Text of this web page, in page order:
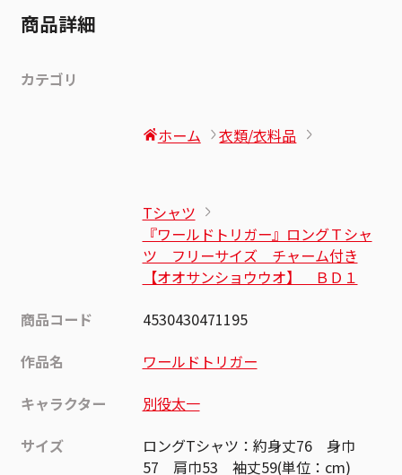
商品詳細
カテゴリ
ホーム 衣類/衣料品
Tシャツ
『ワールドトリガー』ロングＴシャ
ツ フリーサイズ チャーム付き
【オオサンショウウオ】 ＢＤ１
商品コード
4530430471195
作品名
ワールドトリガー
キャラクター
別役太一
サイズ
ロングTシャツ：約身丈76 身巾
57 肩巾53 袖丈59(単位：cm)